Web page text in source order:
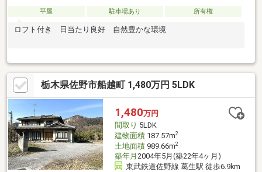
平屋 駐車場あり 所有権
ロフト付き 日当たり良好 自然豊かな環境
栃木県佐野市船越町 1,480万円 5LDK
1,480万円
間取り 5LDK
建物面積187.57m2
土地面積989.66m2
築年月 2004年5月(築22年4ヶ月)
東武鉄道佐野線 葛生駅 徒歩6.9km